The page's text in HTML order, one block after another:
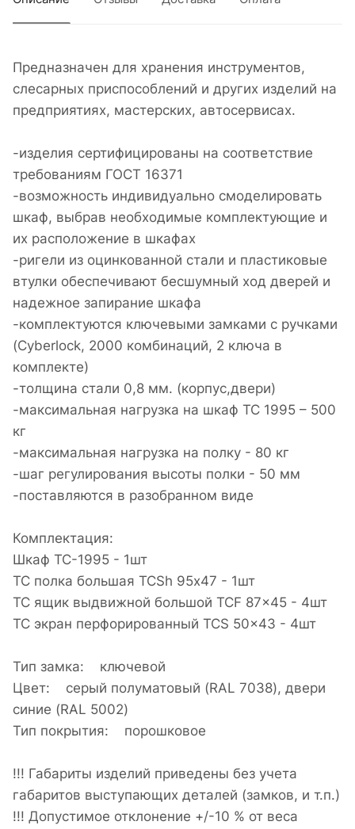
Предназначен для хранения инструментов,
слесарных приспособлений и других изделий на
предприятиях, мастерских, автосервисах.
-изделия сертифицированы на соответствие
требованиям ГОСТ 16371
-возможность индивидуально смоделировать
шкаф, выбрав необходимые комплектующие и
их расположение в шкафах
-ригели из оцинкованной стали и пластиковые
втулки обеспечивают бесшумный ход дверей и
надежное запирание шкафа
-комплектуются ключевыми замками с ручками
(Cyberlock, 2000 комбинаций, 2 ключа в
комплекте)
-толщина стали 0,8 мм. (корпус,двери)
-максимальная нагрузка на шкаф ТС 1995 – 500
кг
-максимальная нагрузка на полку - 80 кг
-шаг регулирования высоты полки - 50 мм
-поставляются в разобранном виде
Комплектация:
Шкаф TC-1995 - 1шт
TC полка большая TCSh 95х47 - 1шт
TC ящик выдвижной большой TCF 87x45 - 4шт
TC экран перфорированный TCS 50x43 - 4шт
Тип замка: ключевой
Цвет: cерый полуматовый (RAL 7038), двери
синие (RAL 5002)
Тип покрытия: порошковое
!!! Габариты изделий приведены без учета
габаритов выступающих деталей (замков, и т.п.)
!!! Допустимое отклонение +/-10 % от веса